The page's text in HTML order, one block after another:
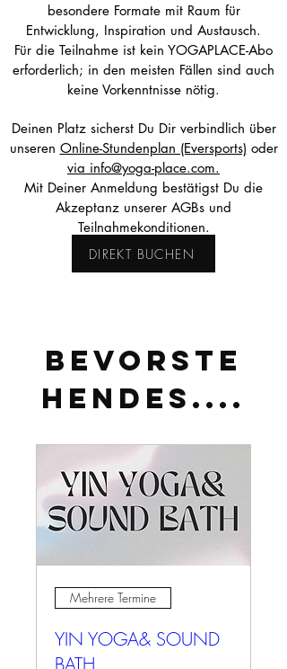
besondere Formate mit Raum für
Entwicklung, Inspiration und Austausch.
Für die Teilnahme ist kein YOGAPLACE-Abo
erforderlich; in den meisten Fällen sind auch
keine Vorkenntnisse nötig.
Deinen Platz sicherst Du Dir verbindlich über
unseren Online-Stundenplan (Eversports) oder
via info@yoga-place.com.
Mit Deiner Anmeldung bestätigst Du die
Akzeptanz unserer AGBs und
Teilnahmekonditionen.
DIREKT BUCHEN
BEVORSTE
HENDES....
Mehrere Termine
YIN YOGA& SOUND
BATH